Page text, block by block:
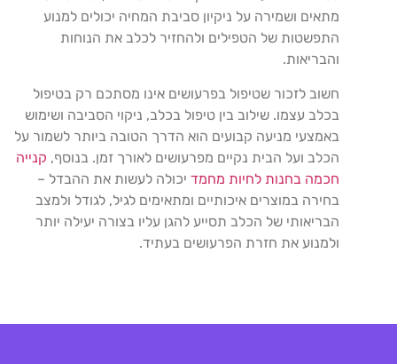
מתאים ושמירה על ניקיון סביבת המחיה יכולים למנוע
התפשטות של הטפילים ולהחזיר לכלב את הנוחות
והבריאות.
חשוב לזכור שטיפול בפרעושים אינו מסתכם רק בטיפול
בכלב עצמו. שילוב בין טיפול בכלב, ניקוי הסביבה ושימוש
באמצעי מניעה קבועים הוא הדרך הטובה ביותר לשמור על
הכלב ועל הבית נקיים מפרעושים לאורך זמן. בנוסף, קנייה
חכמה בחנות לחיות מחמד יכולה לעשות את ההבדל –
בחירה במוצרים איכותיים ומתאימים לגיל, לגודל ולמצב
הבריאותי של הכלב תסייע להגן עליו בצורה יעילה יותר
ולמנוע את חזרת הפרעושים בעתיד.